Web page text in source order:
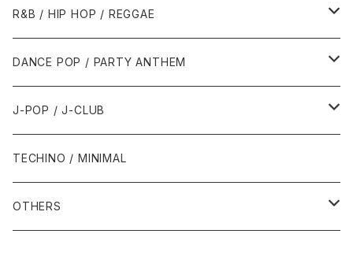
1991年
1995年
1996年
2000年
2001年
2005年
2010年代
2010年
2011年
1995年
1999年
2000年
2001年
2005年
1986年・以前
1987年
1990年代
1990年
1991年
2000年代
1990年代
1990年
1991年
2000年代
2000年
2001年
R&B / HIP HOP / REGGAE
1980年代
1985年・以前
1986年
1990年代
1990年
1991年
2000年代
2000年
DANCE POP / PARTY ANTHEM
1980年代
1988年・以前
1989年
1990年代
1990年
2000年代
J-POP / J-CLUB
1980年代
1990年代
TECHINO / MINIMAL
OTHERS